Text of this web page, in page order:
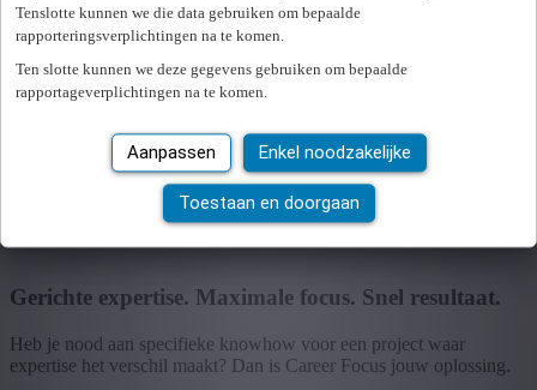
Tenslotte kunnen we die data gebruiken om bepaalde
rapporteringsverplichtingen na te komen.
Ten slotte kunnen we deze gegevens gebruiken om bepaalde
rapportageverplichtingen na te komen.
Aanpassen Enkel noodzakelijke
Toestaan en doorgaan
Breed inzetbaar in office support, HR, marketing &
communicatie, sales & customer care, logistiek en finance
Snelle integratie in nieuwe teams en processen
Hoogopgeleid, meertalig en onmiddellijk operationeel
CAREER FOCUS
Gerichte expertise. Maximale focus. Snel resultaat.
Heb je nood aan specifieke knowhow voor een project waar
expertise het verschil maakt? Dan is Career Focus jouw oplossing.